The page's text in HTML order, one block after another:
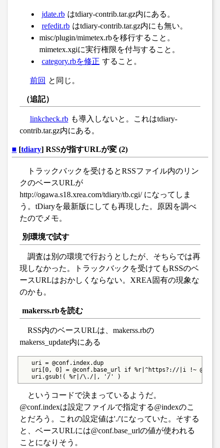
jdate.rb はtdiary-contrib.tar.gz内にある。
refedit.rb はtdiary-contrib.tar.gz内にも無い。
misc/plugin/mimetex.rbを移行すること。
mimetex.xgiに実行権限を付与すること。
category.rbを修正 すること。
前回 と同じ。
（追記）
linkcheck.rb も導入しないと。これはtdiary-
contrib.tar.gz内にある。
■ [tdiary] RSSが指すURLが変 (2)
トラックバックを受けるとRSSファイル内のリン
クのベースURLが
http://ogawa.s18.xrea.com/tdiary/tb.cgi/ になってしま
う。tDiaryを最新版にしても再現した。原因を調べ
たのでメモ。
別環境で試す
調査は別の環境で行おうとしたが、そちらでは再
現しなかった。トラックバックを受けてもRSSのベ
ースURLはおかしくならない。XREA固有の現象な
のかも。
makerss.rbを読む
RSS内のベースURLは、makerss.rbの
makerss_update内にある
   uri = @conf.index.dup
uri[0, 0] = @conf.base_url if %r|^https?://|i !~
   uri.gsub!( %r|/\./|, '/' )
というコードで決まっているようだ。
@conf.indexは設定ファイルで指定する@indexのこ
とだろう。これの設定値は'./'になっていた。そする
と、ベースURLには@conf.base_urlの値が使われる
ことになりそう。